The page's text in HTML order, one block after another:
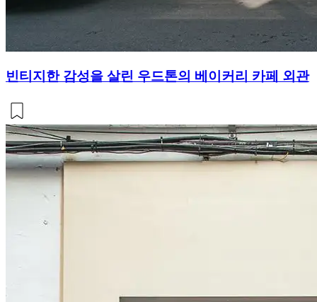
빈티지한 감성을 살린 우드톤의 베이커리 카페 외관